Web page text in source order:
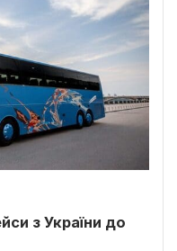
з України до